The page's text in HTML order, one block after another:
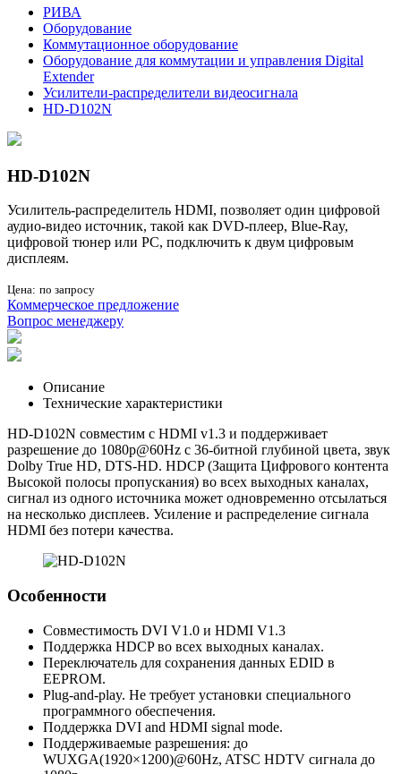
РИВА
Оборудование
Коммутационное оборудование
Оборудование для коммутации и управления Digital
Extender
Усилители-распределители видеосигнала
HD-D102N
HD-D102N
Усилитель-распределитель HDMI, позволяет один цифровой
аудио-видео источник, такой как DVD-плеер, Blue-Ray,
цифровой тюнер или PC, подключить к двум цифровым
дисплеям.
Цена: по запросу
Коммерческое предложение
Вопрос менеджеру
Описание
Технические характеристики
HD-D102N совместим с HDMI v1.3 и поддерживает
разрешение до 1080p@60Hz с 36-битной глубиной цвета, звук
Dolby True HD, DTS-HD. HDCP (Защита Цифрового контента
Высокой полосы пропускания) во всех выходных каналах,
сигнал из одного источника может одновременно отсылаться
на несколько дисплеев. Усиление и распределение сигнала
HDMI без потери качества.
Особенности
Совместимость DVI V1.0 и HDMI V1.3
Поддержка HDCP во всех выходных каналах.
Переключатель для сохранения данных EDID в
EEPROM.
Plug-and-play. Не требует установки специального
программного обеспечения.
Поддержка DVI and HDMI signal mode.
Поддерживаемые разрешения: до
WUXGA(1920×1200)@60Hz, ATSC HDTV сигнала до